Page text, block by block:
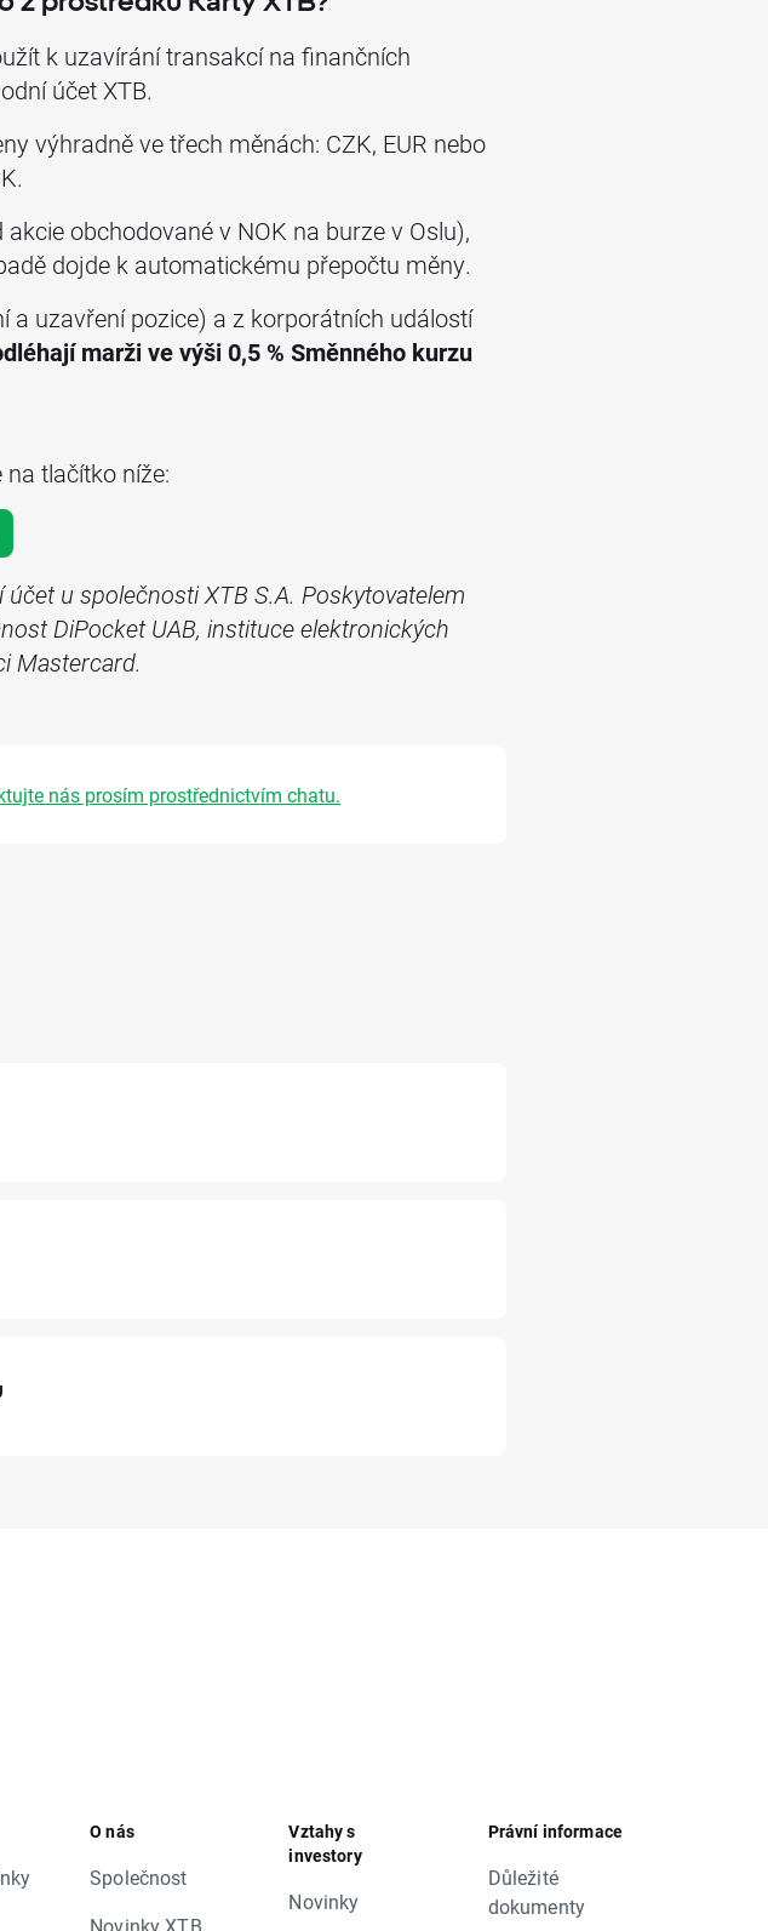
k uzavírání transakcí na finančních
účet XTB.
výhradně ve třech měnách: CZK, EUR nebo
obchodované v NOK na burze v Oslu),
dojde k automatickému přepočtu měny.
a uzavření pozice) a z korporátních událostí
marži ve výši 0,5 % Směnného kurzu
tlačítko níže:
u společnosti XTB S.A. Poskytovatelem
DiPocket UAB, instituce elektronických
Mastercard.
nás prosím prostřednictvím chatu.
O nás
Společnost
Novinky XTB
Vztahy s
investory
Novinky
Právní informace
Důležité
dokumenty